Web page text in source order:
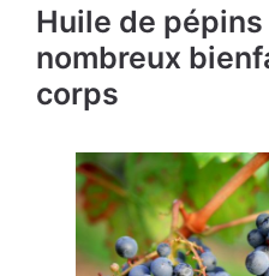
Huile de
nombreux
corps